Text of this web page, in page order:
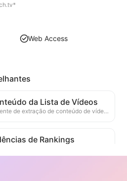
Web Access
da Lista de Vídeos
Uma ferramenta eficiente de extração de conteúdo de vídeo da web, capaz de escanear rapidamente páginas da web e organizar as informações de vídeo em uma tabela Markdown estruturada.
de Rankings